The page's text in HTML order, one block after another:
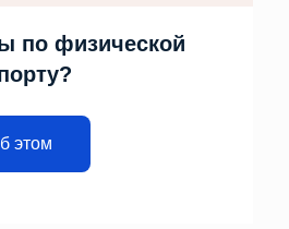
по физической
этом